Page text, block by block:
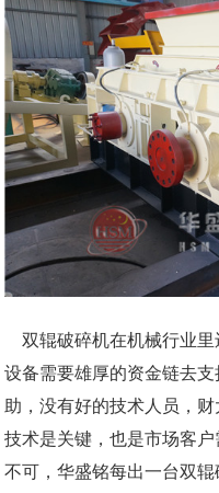
双辊破碎机在机械行业里
设备需要雄厚的资金链去
助，没有好的技术人员，
技术是关键，也是市场客
不可，华盛铭每出一台双